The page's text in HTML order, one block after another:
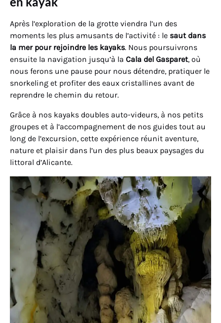
Après l’exploration de la grotte viendra l’un des
moments les plus amusants de l’activité : le saut dans
la mer pour rejoindre les kayaks. Nous poursuivrons
ensuite la navigation jusqu’à la Cala del Gasparet, où
nous ferons une pause pour nous détendre, pratiquer le
snorkeling et profiter des eaux cristallines avant de
reprendre le chemin du retour.
Grâce à nos kayaks doubles auto-videurs, à nos petits
groupes et à l’accompagnement de nos guides tout au
long de l’excursion, cette expérience réunit aventure,
nature et plaisir dans l’un des plus beaux paysages du
littoral d’Alicante.